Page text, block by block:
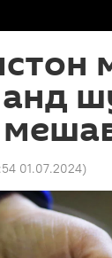
01.07.2024)